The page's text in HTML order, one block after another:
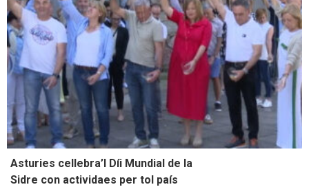
Asturies cellebra’l Díi Mundial de la
Sidre con actividaes per tol país